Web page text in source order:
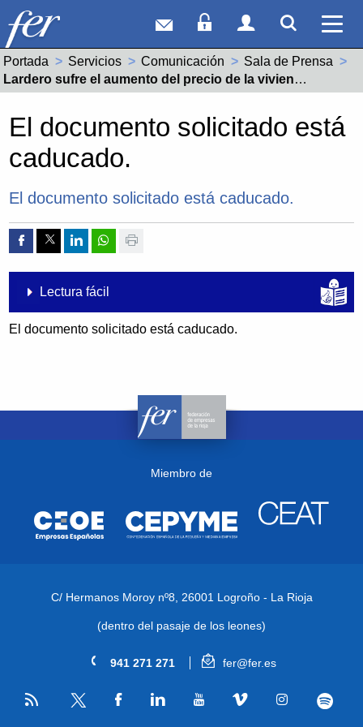
Correo webAcceso Socios
Acceso
Ver
Portada Servicios Comunicación
Sala de Prensa
Actual:
Lardero sufre el aumento del precio de la vivienda debido a los retrasos en la concesión de licencias municipales
El documento solicitado está
caducado.
El documento solicitado está caducado.
Compartir por Facebook
Compartir por Twitter
Compartir por Linkedin
Compartir por whatsapp
Imprimir
Lectura fácil
El documento solicitado está caducado.
Miembro de
C/ Hermanos Moroy nº8, 26001 Logroño - La Rioja
(dentro del pasaje de los leones)
941 271 271 fer@fer.es
RSS